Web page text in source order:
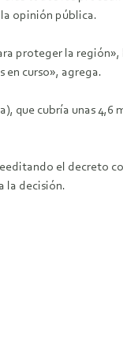
opinión pública.
proteger la región»,
en curso», agrega.
que cubría unas 4,6
el decreto
la decisión.